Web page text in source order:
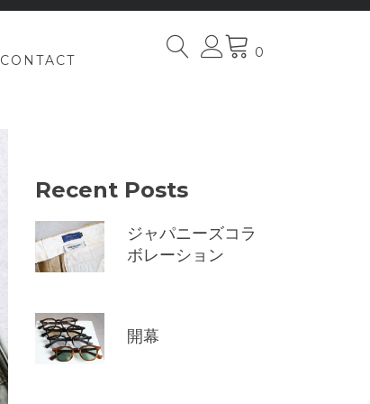
CONTACT 0
Recent Posts
ジャパニーズコラ
ボレーション
開幕